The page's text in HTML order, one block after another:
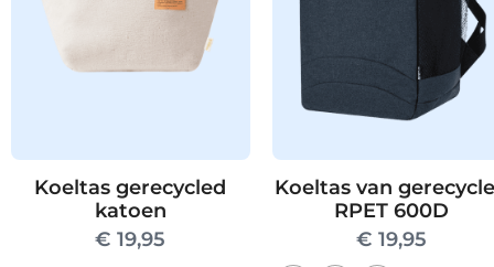
worden
op
Koeltas gerecycled
katoen
€ 19,95
Koeltas van
RPET 600D
€ 19,95